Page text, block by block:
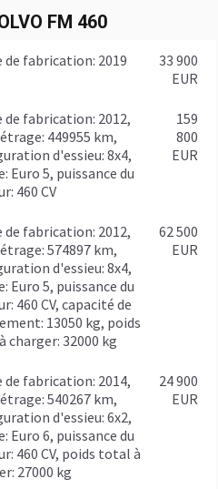
FM 460
de fabrication: 2019
33 900
EUR
449955 km,
d'essieu: 8x4,
Euro 5, puissance du
460 CV
159
800
EUR
574897 km,
d'essieu: 8x4,
Euro 5, puissance du
460 CV, capacité de
13050 kg, poids
charger: 32000 kg
62 500
EUR
540267 km,
d'essieu: 6x2,
Euro 6, puissance du
460 CV, poids total à
27000 kg
24 900
EUR